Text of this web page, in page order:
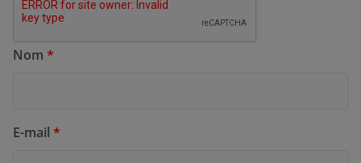
Nom *
E-mail *